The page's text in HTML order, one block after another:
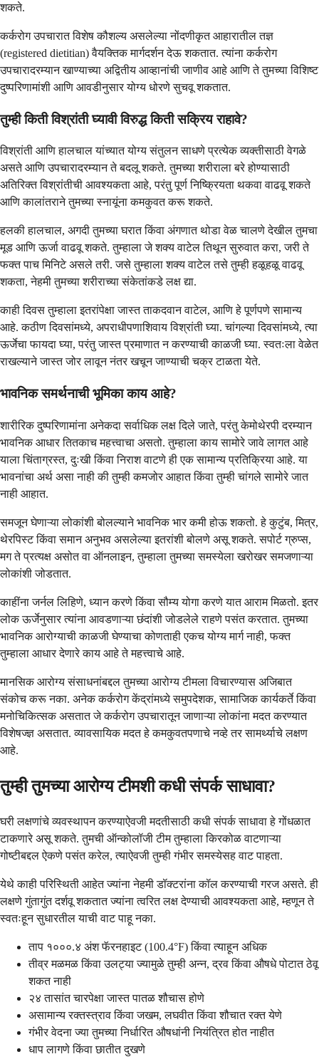
शकते.
कर्करोग उपचारात विशेष कौशल्य असलेल्या नोंदणीकृत आहारातील तज्ञ
(registered dietitian) वैयक्तिक मार्गदर्शन देऊ शकतात. त्यांना कर्करोग
उपचारादरम्यान खाण्याच्या अद्वितीय आव्हानांची जाणीव आहे आणि ते तुमच्या विशिष्ट
दुष्परिणामांशी आणि आवडीनुसार योग्य धोरणे सुचवू शकतात.
तुम्ही किती विश्रांती घ्यावी विरुद्ध किती सक्रिय राहावे?
विश्रांती आणि हालचाल यांच्यात योग्य संतुलन साधणे प्रत्येक व्यक्तीसाठी वेगळे
असते आणि उपचारादरम्यान ते बदलू शकते. तुमच्या शरीराला बरे होण्यासाठी
अतिरिक्त विश्रांतीची आवश्यकता आहे, परंतु पूर्ण निष्क्रियता थकवा वाढवू शकते
आणि कालांतराने तुमच्या स्नायूंना कमकुवत करू शकते.
हलकी हालचाल, अगदी तुमच्या घरात किंवा अंगणात थोडा वेळ चालणे देखील तुमचा
मूड आणि ऊर्जा वाढवू शकते. तुम्हाला जे शक्य वाटेल तिथून सुरुवात करा, जरी ते
फक्त पाच मिनिटे असले तरी. जसे तुम्हाला शक्य वाटेल तसे तुम्ही हळूहळू वाढवू
शकता, नेहमी तुमच्या शरीराच्या संकेतांकडे लक्ष द्या.
काही दिवस तुम्हाला इतरांपेक्षा जास्त ताकदवान वाटेल, आणि हे पूर्णपणे सामान्य
आहे. कठीण दिवसांमध्ये, अपराधीपणाशिवाय विश्रांती घ्या. चांगल्या दिवसांमध्ये, त्या
ऊर्जेचा फायदा घ्या, परंतु जास्त प्रमाणात न करण्याची काळजी घ्या. स्वतःला वेळेत
राखल्याने जास्त जोर लावून नंतर खचून जाण्याची चक्र टाळता येते.
भावनिक समर्थनाची भूमिका काय आहे?
शारीरिक दुष्परिणामांना अनेकदा सर्वाधिक लक्ष दिले जाते, परंतु केमोथेरपी दरम्यान
भावनिक आधार तितकाच महत्त्वाचा असतो. तुम्हाला काय सामोरे जावे लागत आहे
याला चिंताग्रस्त, दुःखी किंवा निराश वाटणे ही एक सामान्य प्रतिक्रिया आहे. या
भावनांचा अर्थ असा नाही की तुम्ही कमजोर आहात किंवा तुम्ही चांगले सामोरे जात
नाही आहात.
समजून घेणाऱ्या लोकांशी बोलल्याने भावनिक भार कमी होऊ शकतो. हे कुटुंब, मित्र,
थेरपिस्ट किंवा समान अनुभव असलेल्या इतरांशी बोलणे असू शकते. सपोर्ट ग्रुप्स,
मग ते प्रत्यक्ष असोत वा ऑनलाइन, तुम्हाला तुमच्या समस्येला खरोखर समजणाऱ्या
लोकांशी जोडतात.
काहींना जर्नल लिहिणे, ध्यान करणे किंवा सौम्य योगा करणे यात आराम मिळतो. इतर
लोक ऊर्जेनुसार त्यांना आवडणाऱ्या छंदांशी जोडलेले राहणे पसंत करतात. तुमच्या
भावनिक आरोग्याची काळजी घेण्याचा कोणताही एकच योग्य मार्ग नाही, फक्त
तुम्हाला आधार देणारे काय आहे ते महत्त्वाचे आहे.
मानसिक आरोग्य संसाधनांबद्दल तुमच्या आरोग्य टीमला विचारण्यास अजिबात
संकोच करू नका. अनेक कर्करोग केंद्रांमध्ये समुपदेशक, सामाजिक कार्यकर्ते किंवा
मनोचिकित्सक असतात जे कर्करोग उपचारातून जाणाऱ्या लोकांना मदत करण्यात
विशेषज्ज्ञ असतात. व्यावसायिक मदत हे कमकुवतपणाचे नव्हे तर सामर्थ्याचे लक्षण
आहे.
तुम्ही तुमच्या आरोग्य टीमशी कधी संपर्क साधावा?
घरी लक्षणांचे व्यवस्थापन करण्याऐवजी मदतीसाठी कधी संपर्क साधावा हे गोंधळात
टाकणारे असू शकते. तुमची ऑन्कोलॉजी टीम तुम्हाला किरकोळ वाटणाऱ्या
गोष्टीबद्दल ऐकणे पसंत करेल, त्याऐवजी तुम्ही गंभीर समस्येसह वाट पाहता.
येथे काही परिस्थिती आहेत ज्यांना नेहमी डॉक्टरांना कॉल करण्याची गरज असते. ही
लक्षणे गुंतागुंत दर्शवू शकतात ज्यांना त्वरित लक्ष देण्याची आवश्यकता आहे, म्हणून ते
स्वतःहून सुधारतील याची वाट पाहू नका.
ताप १०००.४ अंश फॅरनहाइट (100.4°F) किंवा त्याहून अधिक
तीव्र मळमळ किंवा उलट्या ज्यामुळे तुम्ही अन्न, द्रव किंवा औषधे पोटात ठेवू
शकत नाही
२४ तासांत चारपेक्षा जास्त पातळ शौचास होणे
असामान्य रक्तस्त्राव किंवा जखम, लघवीत किंवा शौचात रक्त येणे
गंभीर वेदना ज्या तुमच्या निर्धारित औषधांनी नियंत्रित होत नाहीत
धाप लागणे किंवा छातीत दुखणे